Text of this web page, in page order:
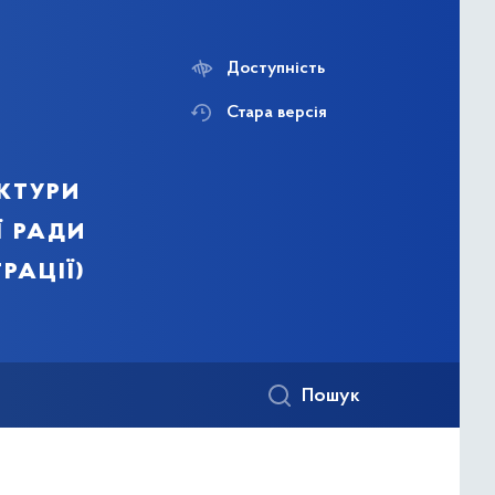
ради
Доступність
Стара версія
Пошук